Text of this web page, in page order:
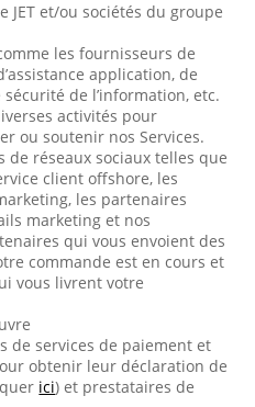
JET et/ou sociétés du groupe
les fournisseurs de
application, de
de l’information, etc.
activités pour
ou soutenir nos Services.
de réseaux sociaux telles que
client offshore, les
les partenaires
marketing et nos
qui vous envoient des
commande est en cours et
vous livrent votre
de services de paiement et
obtenir leur déclaration de
ici) et prestataires de